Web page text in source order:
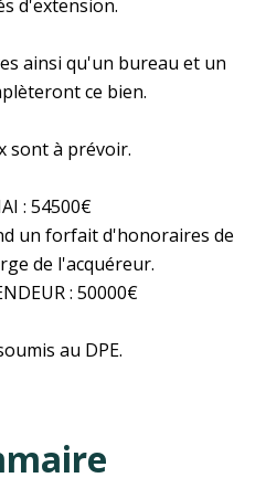
d'extension.
ainsi qu'un bureau et un
ce bien.
sont à prévoir.
: 54500€
un forfait d'honoraires de
de l'acquéreur.
: 50000€
au DPE.